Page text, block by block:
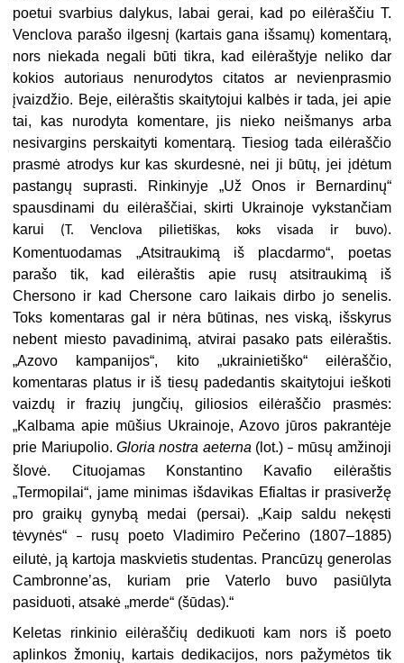
poetui svarbius dalykus, labai gerai, kad po eilėraščiu T.
Venclova parašo ilgesnį (kartais gana išsamų) komentarą,
nors niekada negali būti tikra, kad eilėraštyje neliko dar
kokios autoriaus nenurodytos citatos ar nevienprasmio
įvaizdžio. Beje, eilėraštis skaitytojui kalbės ir tada, jei apie
tai, kas nurodyta komentare, jis nieko neišmanys arba
nesivargins perskaityti komentarą. Tiesiog tada eilėraščio
prasmė atrodys kur kas skurdesnė, nei ji būtų, jei įdėtum
pastangų suprasti. Rinkinyje „Už Onos ir Bernardinų“
spausdinami du eilėraščiai, skirti Ukrainoje vykstančiam
karui (T. Venclova pilietiškas, koks visada ir buvo).
Komentuodamas „Atsitraukimą iš placdarmo“, poetas
parašo tik, kad eilėraštis apie rusų atsitraukimą iš
Chersono ir kad Chersone caro laikais dirbo jo senelis.
Toks komentaras gal ir nėra būtinas, nes viską, išskyrus
nebent miesto pavadinimą, atvirai pasako pats eilėraštis.
„Azovo kampanijos“, kito „ukrainietiško“ eilėraščio,
komentaras platus ir iš tiesų padedantis skaitytojui ieškoti
vaizdų ir frazių jungčių, giliosios eilėraščio prasmės:
„Kalbama apie mūšius Ukrainoje, Azovo jūros pakrantėje
prie Mariupolio. Gloria nostra aeterna (lot.) – mūsų amžinoji
šlovė. Cituojamas Konstantino Kavafio eilėraštis
„Termopilai“, jame minimas išdavikas Efialtas ir prasiveržę
pro graikų gynybą medai (persai). „Kaip saldu nekęsti
tėvynės“ – rusų poeto Vladimiro Pečerino (1807–1885)
eilutė, ją kartoja maskvietis studentas. Prancūzų generolas
Cambronne’as, kuriam prie Vaterlo buvo pasiūlyta
pasiduoti, atsakė „merde“ (šūdas).“
Keletas rinkinio eilėraščių dedikuoti kam nors iš poeto
aplinkos žmonių, kartais dedikacijos, nors pažymėtos tik